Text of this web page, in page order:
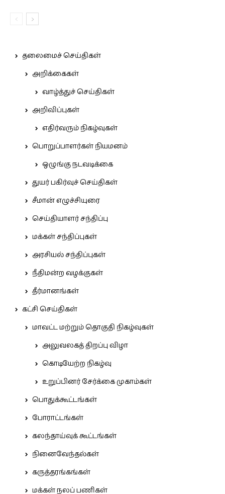
தலைமைச் செய்திகள்
அறிக்கைகள்
வாழ்த்துச் செய்திகள்
அறிவிப்புகள்
எதிர்வரும் நிகழ்வுகள்
பொறுப்பாளர்கள் நியமனம்
ஒழுங்கு நடவடிக்கை
துயர் பகிர்வுச் செய்திகள்
சீமான் எழுச்சியுரை
செய்தியாளர் சந்திப்பு
மக்கள் சந்திப்புகள்
அரசியல் சந்திப்புகள்
நீதிமன்ற வழக்குகள்
தீர்மானங்கள்
கட்சி செய்திகள்
மாவட்ட மற்றும் தொகுதி நிகழ்வுகள்
அலுவலகத் திறப்பு விழா
கொடியேற்ற நிகழ்வு
உறுப்பினர் சேர்க்கை முகாம்கள்
பொதுக்கூட்டங்கள்
போராட்டங்கள்
கலந்தாய்வுக் கூட்டங்கள்
நினைவேந்தல்கள்
கருத்தரங்கங்கள்
மக்கள் நலப் பணிகள்